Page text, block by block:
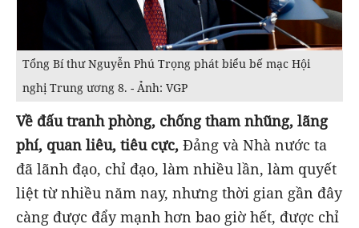
Tổng Bí thư Nguyễn Phú Trọng phát biểu bế mạc Hội
nghị Trung ương 8. - Ảnh: VGP
Về đấu tranh phòng, chống tham nhũng, lãng
phí, quan liêu, tiêu cực, Đảng và Nhà nước ta
đã lãnh đạo, chỉ đạo, làm nhiều lần, làm quyết
liệt từ nhiều năm nay, nhưng thời gian gần đây
càng được đẩy mạnh hơn bao giờ hết, được chỉ